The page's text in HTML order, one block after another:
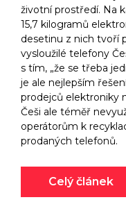
životní prostředí. Na
15,7 kilogramů
desetinu z nich tvoří
vysloužilé telefony
s tím, „že se třeba
je ale nejlepším
prodejců elektroniky
Češi ale téměř
operátorům k
prodaných telefonů.
Celý článek